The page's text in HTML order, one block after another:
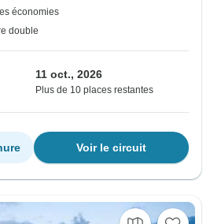
économies
double
11 oct., 2026
Plus de 10 places restantes
Voir le circuit